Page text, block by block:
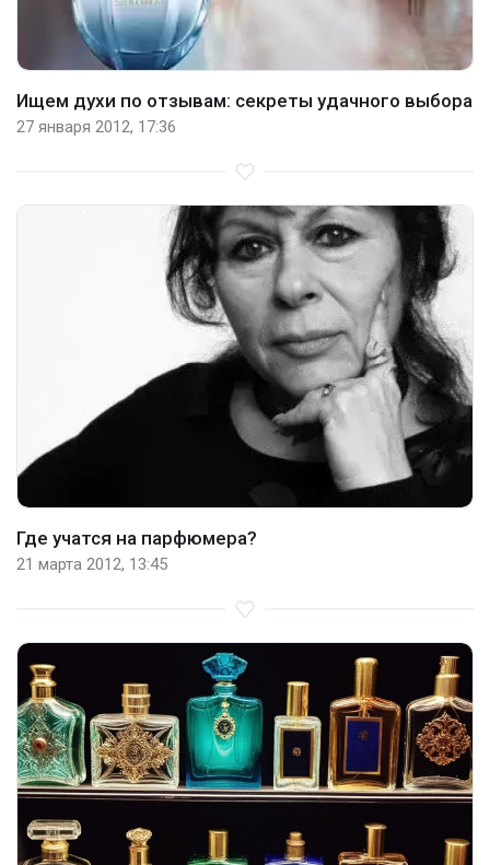
Ищем духи по отзывам: секреты удачного выбора
27 января 2012, 17:36
Где учатся на парфюмера?
21 марта 2012, 13:45